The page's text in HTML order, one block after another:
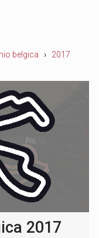
belgica 2017
2017